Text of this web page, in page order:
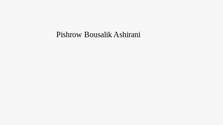
Pishrow Bousalik Ashirani